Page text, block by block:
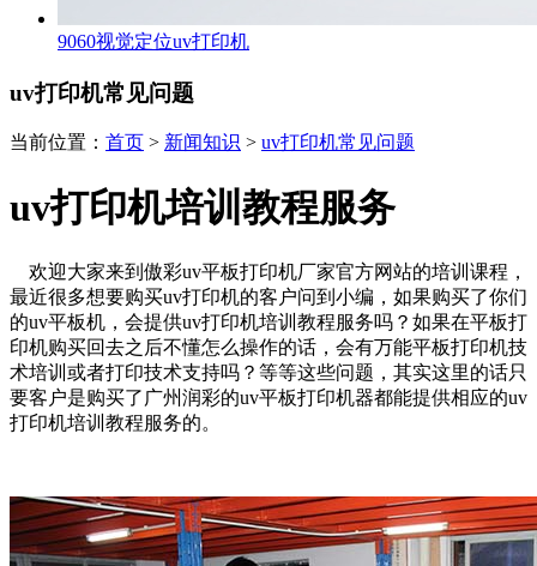
9060视觉定位uv打印机
uv打印机常见问题
当前位置： 首页 > 新闻知识 > uv打印机常见问题
uv打印机培训教程服务
欢迎大家来到傲彩uv平板打印机厂家官方网站的培训课程，
最近很多想要购买uv打印机的客户问到小编，如果购买了你们
的uv平板机，会提供uv打印机培训教程服务吗？如果在平板打
印机购买回去之后不懂怎么操作的话，会有万能平板打印机技
术培训或者打印技术支持吗？等等这些问题，其实这里的话只
要客户是购买了广州润彩的uv平板打印机器都能提供相应的uv
打印机培训教程服务的。